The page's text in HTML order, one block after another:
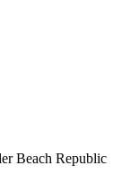
Beach Republic